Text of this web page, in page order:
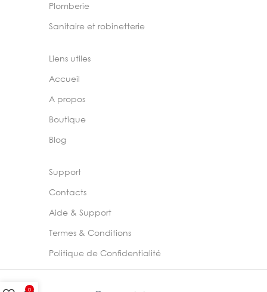
Plomberie
Sanitaire et robinetterie
Liens utiles
Accueil
A propos
Boutique
Blog
Support
Contacts
Aide & Support
Termes & Conditions
Politique de Confidentialité
0